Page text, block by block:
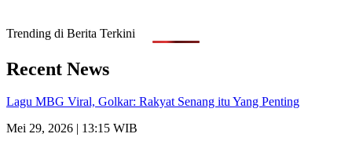
Trending di Berita Terkini
Recent News
Lagu MBG Viral, Golkar: Rakyat Senang itu Yang Penting
Mei 29, 2026 | 13:15 WIB